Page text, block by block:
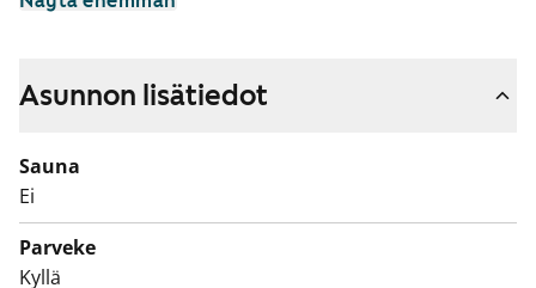
helpottaa erillinen vaatehuone.
myös ruokapöydälle. Kaappi- ja laskutilaa on mukavasti
Laatoitetussa kylpyhuoneessa on pyykinpesukoneen
liitännät, joten pyykkihuolto hoituu kätevästi kotona.
Kodissa on erillinen pikku wc ja kylpyhuone.
Asunnon lisätiedot
Sauna
Ei
Parveke
Kyllä